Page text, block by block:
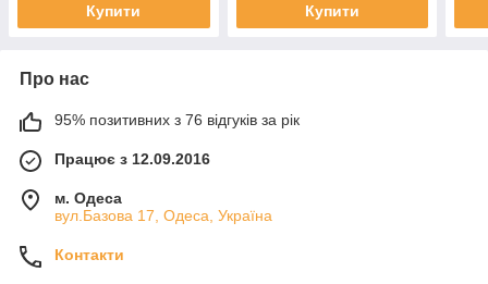
Купити Купити
Про нас
95% позитивних з 76 відгуків за рік
Працює з 12.09.2016
м. Одеса
вул.Базова 17, Одеса, Україна
Контакти